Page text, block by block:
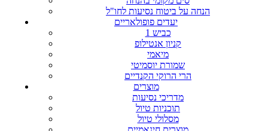
הנחה על ביטוח נסיעות לחו"ל
יעדים פופולאריים
כביש 1
קניון אנטילופ
מיאמי
שמורת יוסמיטי
הרי הרוקי הקנדיים
מוצרים
מדריכי נסיעות
תוכניות טיול
מסלולי טיול